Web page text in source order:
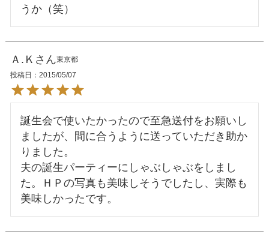
Ａ.Ｋ
東京都
投稿日
2015/05/07
誕生会で使いたかったので至急送付をお願いし
ましたが、間に合うように送っていただき助か
りました。
夫の誕生パーティーにしゃぶしゃぶをしまし
た。ＨＰの写真も美味しそうでしたし、実際も